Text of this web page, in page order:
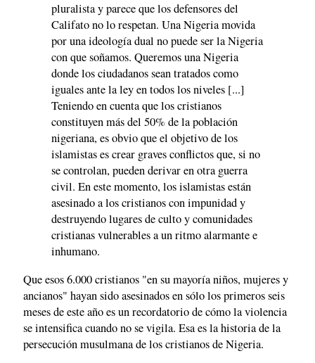
pluralista y parece que los defensores del
Califato no lo respetan. Una Nigeria movida
por una ideología dual no puede ser la Nigeria
con que soñamos. Queremos una Nigeria
donde los ciudadanos sean tratados como
iguales ante la ley en todos los niveles [...]
Teniendo en cuenta que los cristianos
constituyen más del 50% de la población
nigeriana, es obvio que el objetivo de los
islamistas es crear graves conflictos que, si no
se controlan, pueden derivar en otra guerra
civil. En este momento, los islamistas están
asesinado a los cristianos con impunidad y
destruyendo lugares de culto y comunidades
cristianas vulnerables a un ritmo alarmante e
inhumano.
Que esos 6.000 cristianos "en su mayoría niños, mujeres y
ancianos" hayan sido asesinados en sólo los primeros seis
meses de este año es un recordatorio de cómo la violencia
se intensifica cuando no se vigila. Esa es la historia de la
persecución musulmana de los cristianos de Nigeria.